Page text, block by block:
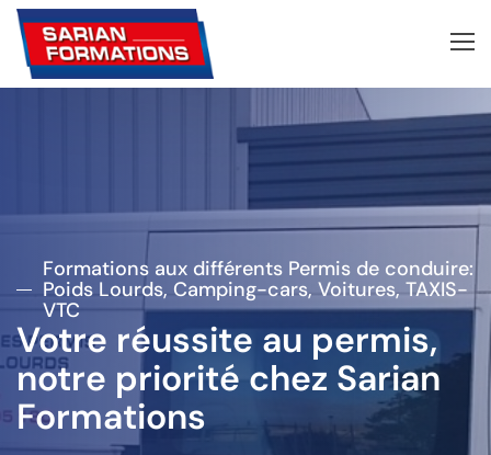
Formations aux différents Permis de conduire:
Poids Lourds, Camping-cars, Voitures, TAXIS-
VTC
Votre réussite au permis,
notre priorité chez Sarian
Formations